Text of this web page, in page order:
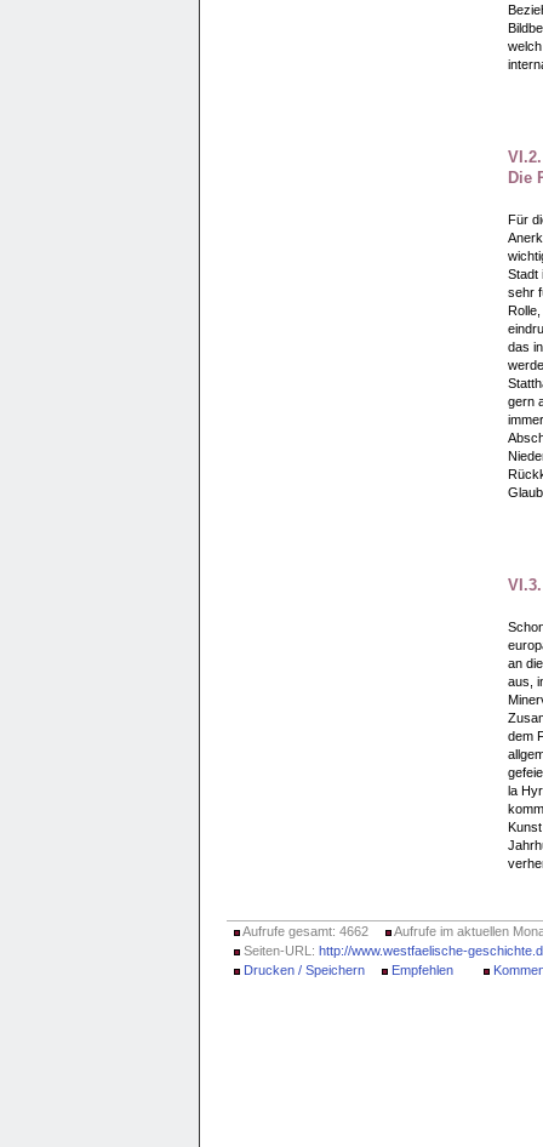
Die
Für
Stadt
sehr
das
gern
an
aus,
dem
la
Aufrufe gesamt: 4662
Aufrufe im aktuellen
Seiten-URL: http://www.westfaelische-
Drucken / Speichern
Empfehlen